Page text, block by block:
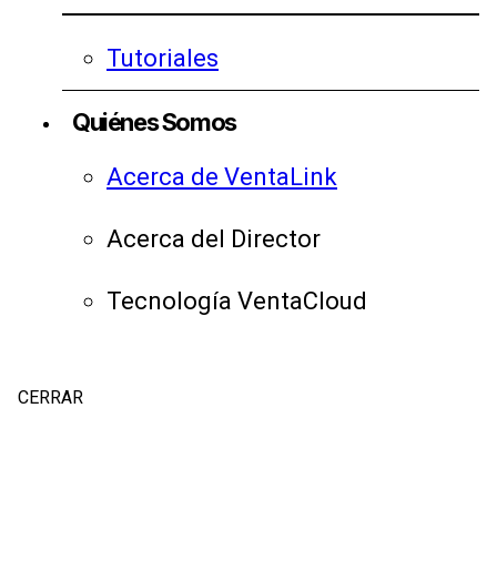
Tutoriales
Quiénes Somos
Acerca de VentaLink
Acerca del Director
Tecnología VentaCloud
CERRAR